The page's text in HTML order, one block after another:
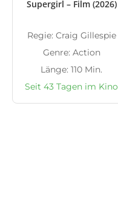
Supergirl – Film (2026)
Regie: Craig Gillespie
Genre: Action
Länge: 110 Min.
Seit 43 Tagen im Kino